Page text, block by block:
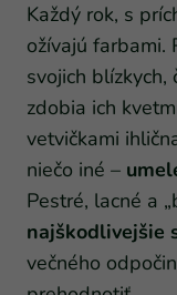
Každý rok, s
ožívajú farbami.
svojich blízkych,
zdobia ich
vetvičkami
niečo iné –
Pestré, lacné a
najškodlivejšie
večného